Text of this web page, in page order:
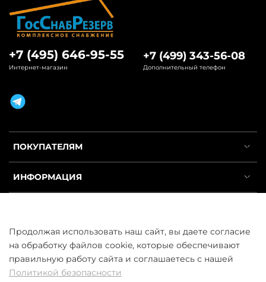
ПОКУПАТЕЛЯМ
ИНФОРМАЦИЯ
+7 (495) 646-95-55
Интернет-магазин
+7 (499) 343-56-08
Дополнительный телефон
ООО «ГосСнабРезерв» © 2013–2026 - Продажа труб оптом и в
Продолжая использовать наш сайт, вы даете согласие
на обработку файлов cookie, которые обеспечивают
правильную работу сайта и соглашаетесь с нашей
Политикой безопасности